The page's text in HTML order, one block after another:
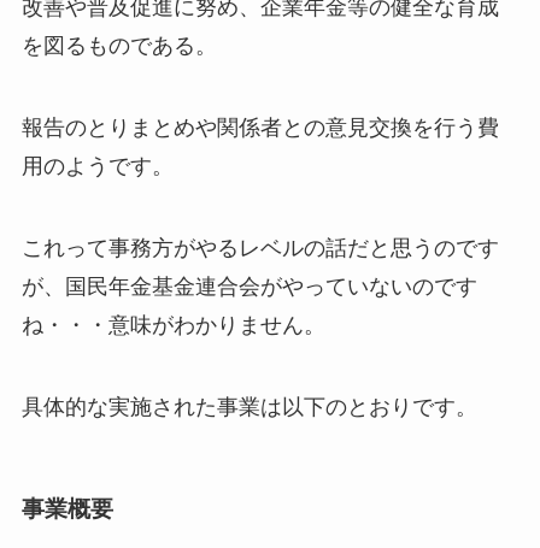
改善や普及促進に努め、企業年金等の健全な育成
を図るものである。
報告のとりまとめや関係者との意見交換を行う費
用のようです。
これって事務方がやるレベルの話だと思うのです
が、国民年金基金連合会がやっていないのです
ね・・・意味がわかりません。
具体的な実施された事業は以下のとおりです。
事業概要